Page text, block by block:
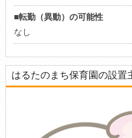
■転勤（異動）の可能性
なし
はるたのまち保育園の設置